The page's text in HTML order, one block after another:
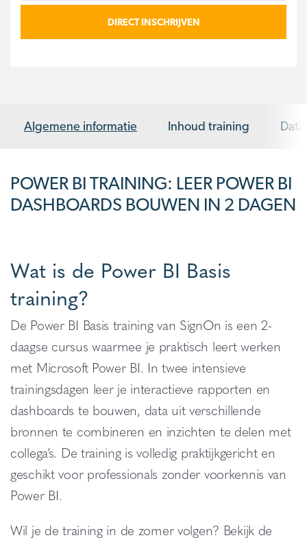
DIRECT INSCHRIJVEN
Algemene informatie Inhoud training
POWER BI TRAINING: LEER POWER BI
DASHBOARDS BOUWEN IN 2 DAGEN
Wat is de Power BI Basis
training?
De Power BI Basis training van SignOn is een 2-
daagse cursus waarmee je praktisch leert werken
met Microsoft Power BI. In twee intensieve
trainingsdagen leer je interactieve rapporten en
dashboards te bouwen, data uit verschillende
bronnen te combineren en inzichten te delen met
collega’s. De training is volledig praktijkgericht en
geschikt voor professionals zonder voorkennis van
Power BI.
Wil je de training in de zomer volgen? Bekijk de